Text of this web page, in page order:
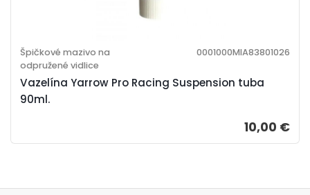
Vazelína Yarrow Pro Racing Suspension tuba
90ml.
Špičkové mazivo na
odpružené vidlice
0001000MIA83801026
10,00 €